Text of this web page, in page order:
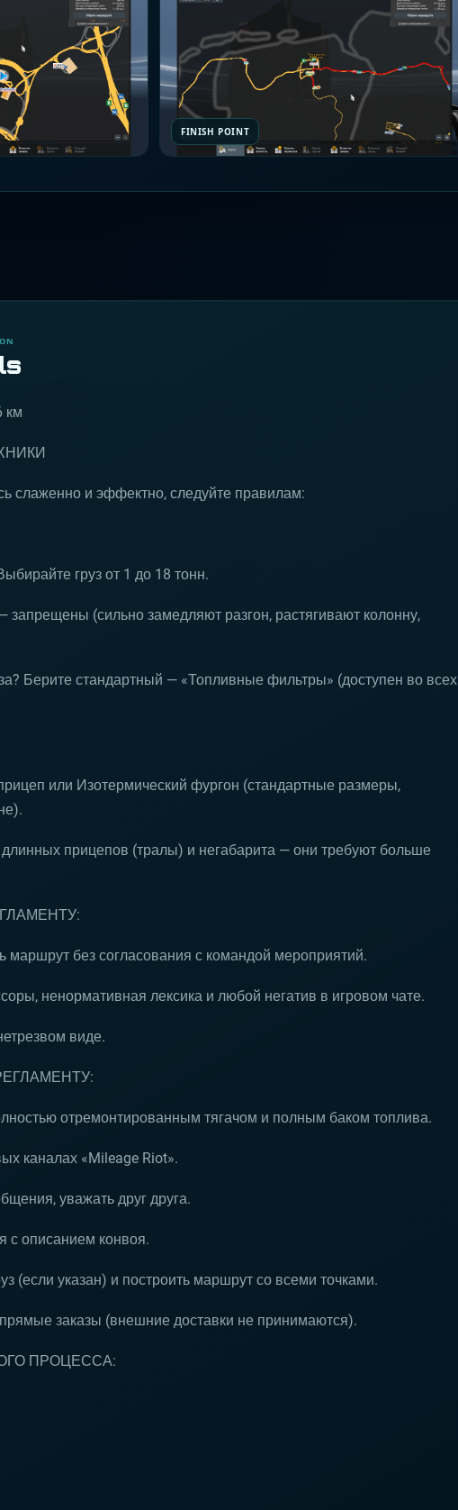
FINISH POINT
км
слаженно и эффектно, следуйте правилам:
груз от 1 до 18 тонн.
запрещены (сильно замедляют разгон, растягивают колонну,
Берите стандартный — «Топливные фильтры» (доступен во всех
или Изотермический фургон (стандартные размеры,
прицепов (тралы) и негабарита — они требуют больше
маршрут без согласования с командой мероприятий.
ненормативная лексика и любой негатив в игровом чате.
виде.
отремонтированным тягачом и полным баком топлива.
каналах «Mileage Riot».
уважать друг друга.
с описанием конвоя.
(если указан) и построить маршрут со всеми точками.
заказы (внешние доставки не принимаются).
ПРОЦЕССА: